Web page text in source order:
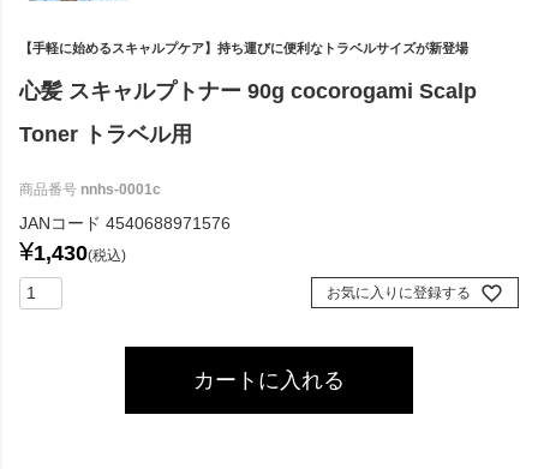
【手軽に始めるスキャルプケア】持ち運びに便利なトラベルサイズが新登場
心髪 スキャルプトナー 90g cocorogami Scalp
Toner トラベル用
商品番号 nnhs-0001c
JANコード 4540688971576
¥1,430 税込
お気に入りに登録する
カートに入れる